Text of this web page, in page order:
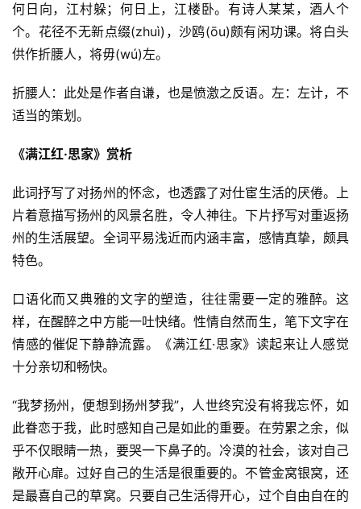
何日向，江村躲；何日上，江楼卧。有诗人某某，酒人个
个。花径不无新点缀(zhuì)，沙鸥(ōu)颇有闲功课。将白头
供作折腰人，将毋(wú)左。
折腰人：此处是作者自谦，也是愤激之反语。左：左计，不
适当的策划。
《满江红·思家》赏析
此词抒写了对扬州的怀念，也透露了对仕宦生活的厌倦。上
片着意描写扬州的风景名胜，令人神往。下片抒写对重返扬
州的生活展望。全词平易浅近而内涵丰富，感情真挚，颇具
特色。
口语化而又典雅的文字的塑造，往往需要一定的雅醉。这
样，在醒醉之中方能一吐快绪。性情自然而生，笔下文字在
情感的催促下静静流露。《满江红·思家》读起来让人感觉
十分亲切和畅快。
“我梦扬州，便想到扬州梦我”，人世终究没有将我忘怀，如
此眷恋于我，此时感知自己是如此的重要。在劳累之余，似
乎不仅眼睛一热，要哭一下鼻子的。冷漠的社会，该对自己
敞开心扉。过好自己的生活是很重要的。不管金窝银窝，还
是最喜自己的草窝。只要自己生活得开心，过个自由自在的